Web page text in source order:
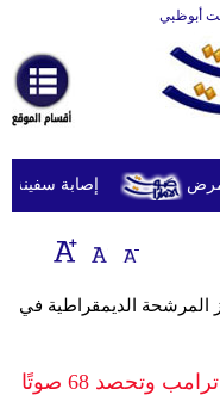
أخبارعاجلة
رياضة
ثقافة
إقتصاد
وموسيقى
أزياء
إصابة سفينة
المرشحة الديمقراطية في
هيلاري كلينتون تتفوق على دونالد ترامب وتحصد 68 صوتًا